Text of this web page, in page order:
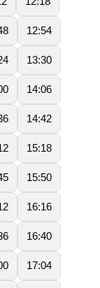
12:54
13:30
14:06
14:42
15:18
15:50
16:16
16:40
17:04